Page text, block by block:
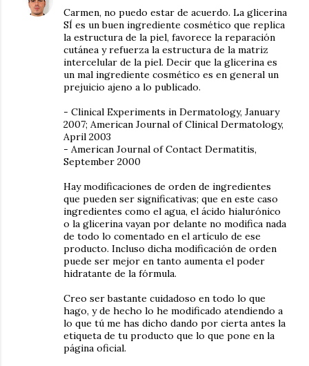
Carmen, no puedo estar de acuerdo. La glicerina
SÍ es un buen ingrediente cosmético que replica
la estructura de la piel, favorece la reparación
cutánea y refuerza la estructura de la matriz
intercelular de la piel. Decir que la glicerina es
un mal ingrediente cosmético es en general un
prejuicio ajeno a lo publicado.
- Clinical Experiments in Dermatology, January
2007; American Journal of Clinical Dermatology,
April 2003
- American Journal of Contact Dermatitis,
September 2000
Hay modificaciones de orden de ingredientes
que pueden ser significativas; que en este caso
ingredientes como el agua, el ácido hialurónico
o la glicerina vayan por delante no modifica nada
de todo lo comentado en el artículo de ese
producto. Incluso dicha modificación de orden
puede ser mejor en tanto aumenta el poder
hidratante de la fórmula.
Creo ser bastante cuidadoso en todo lo que
hago, y de hecho lo he modificado atendiendo a
lo que tú me has dicho dando por cierta antes la
etiqueta de tu producto que lo que pone en la
página oficial.